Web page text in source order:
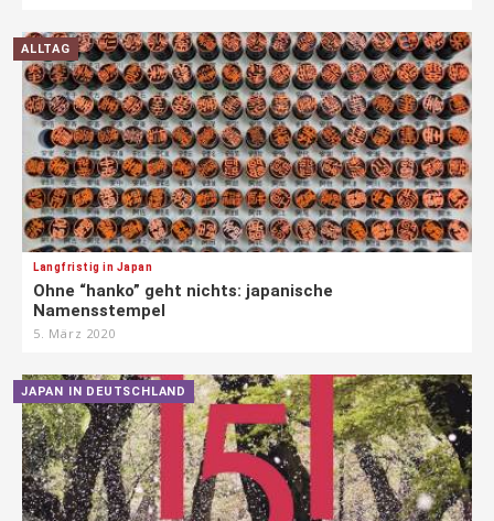
ALLTAG
Langfristig in Japan
Ohne “hanko” geht nichts: japanische
Namensstempel
5. März 2020
JAPAN IN DEUTSCHLAND